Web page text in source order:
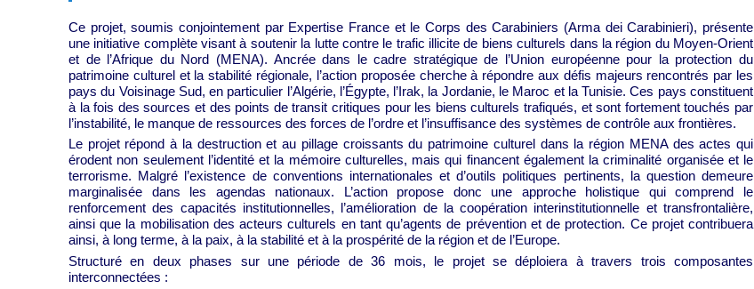
Ce projet, soumis conjointement par Expertise France et le Corps des Carabiniers (Arma dei Carabinieri), présente
une initiative complète visant à soutenir la lutte contre le trafic illicite de biens culturels dans la région du Moyen-Orient
et de l’Afrique du Nord (MENA). Ancrée dans le cadre stratégique de l’Union européenne pour la protection du
patrimoine culturel et la stabilité régionale, l’action proposée cherche à répondre aux défis majeurs rencontrés par les
pays du Voisinage Sud, en particulier l’Algérie, l’Égypte, l’Irak, la Jordanie, le Maroc et la Tunisie. Ces pays constituent
à la fois des sources et des points de transit critiques pour les biens culturels trafiqués, et sont fortement touchés par
l’instabilité, le manque de ressources des forces de l’ordre et l’insuffisance des systèmes de contrôle aux frontières.
Le projet répond à la destruction et au pillage croissants du patrimoine culturel dans la région MENA des actes qui
érodent non seulement l’identité et la mémoire culturelles, mais qui financent également la criminalité organisée et le
terrorisme. Malgré l’existence de conventions internationales et d’outils politiques pertinents, la question demeure
marginalisée dans les agendas nationaux. L’action propose donc une approche holistique qui comprend le
renforcement des capacités institutionnelles, l’amélioration de la coopération interinstitutionnelle et transfrontalière,
ainsi que la mobilisation des acteurs culturels en tant qu’agents de prévention et de protection. Ce projet contribuera
ainsi, à long terme, à la paix, à la stabilité et à la prospérité de la région et de l’Europe.
Structuré en deux phases sur une période de 36 mois, le projet se déploiera à travers trois composantes
interconnectées :